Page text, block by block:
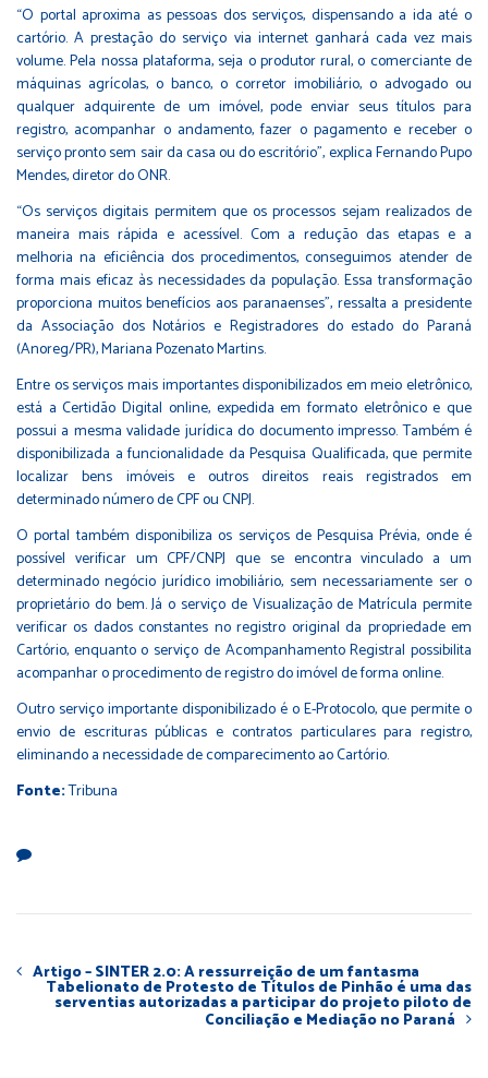
“O portal aproxima as pessoas dos serviços, dispensando a ida até o
cartório. A prestação do serviço via internet ganhará cada vez mais
volume. Pela nossa plataforma, seja o produtor rural, o comerciante de
máquinas agrícolas, o banco, o corretor imobiliário, o advogado ou
qualquer adquirente de um imóvel, pode enviar seus títulos para
registro, acompanhar o andamento, fazer o pagamento e receber o
serviço pronto sem sair da casa ou do escritório”, explica Fernando Pupo
Mendes, diretor do ONR.
“Os serviços digitais permitem que os processos sejam realizados de
maneira mais rápida e acessível. Com a redução das etapas e a
melhoria na eficiência dos procedimentos, conseguimos atender de
forma mais eficaz às necessidades da população. Essa transformação
proporciona muitos benefícios aos paranaenses”, ressalta a presidente
da Associação dos Notários e Registradores do estado do Paraná
(Anoreg/PR), Mariana Pozenato Martins.
Entre os serviços mais importantes disponibilizados em meio eletrônico,
está a Certidão Digital online, expedida em formato eletrônico e que
possui a mesma validade jurídica do documento impresso. Também é
disponibilizada a funcionalidade da Pesquisa Qualificada, que permite
localizar bens imóveis e outros direitos reais registrados em
determinado número de CPF ou CNPJ.
O portal também disponibiliza os serviços de Pesquisa Prévia, onde é
possível verificar um CPF/CNPJ que se encontra vinculado a um
determinado negócio jurídico imobiliário, sem necessariamente ser o
proprietário do bem. Já o serviço de Visualização de Matrícula permite
verificar os dados constantes no registro original da propriedade em
Cartório, enquanto o serviço de Acompanhamento Registral possibilita
acompanhar o procedimento de registro do imóvel de forma online.
Outro serviço importante disponibilizado é o E-Protocolo, que permite o
envio de escrituras públicas e contratos particulares para registro,
eliminando a necessidade de comparecimento ao Cartório.
Fonte:Tribuna
Artigo – SINTER 2.0: A ressurreição de um fantasma
Tabelionato de Protesto de Títulos de Pinhão é uma das
serventias autorizadas a participar do projeto piloto de
Conciliação e Mediação no Paraná